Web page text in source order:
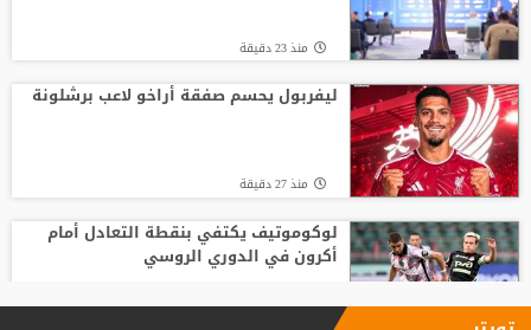
افتتاح دورة "سبارتاكياد شعوب روسيا" 2026
في يكاترينبورغ
منذ 23 دقيقة
ليفربول يحسم صفقة أراخو لاعب برشلونة
منذ 27 دقيقة
لوكوموتيف يكتفي بنقطة التعادل أمام
أكرون في الدوري الروسي